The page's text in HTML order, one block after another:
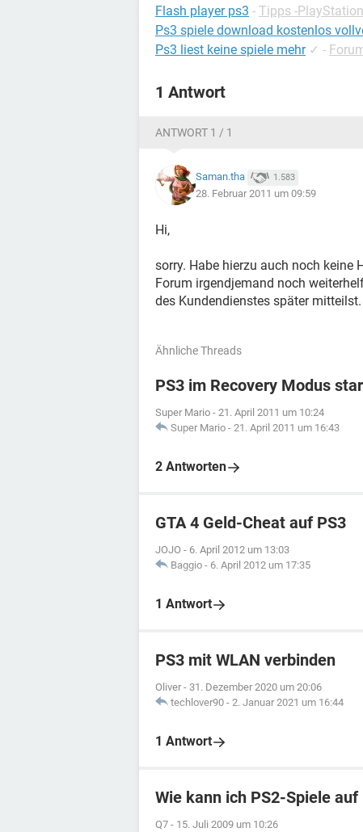
Flash player ps3 - Tipps -PlayStation
Ps3 spiele download kostenlos
Ps3 liest keine spiele mehr ✓ -
1 Antwort
ANTWORT 1 / 1
Saman.tha 1.583
28. Februar 2011 um 09:59
Hi,
sorry. Habe hierzu auch noch keine
Forum irgendjemand noch
des Kundendienstes später mitteilst.
Ähnliche Threads
PS3 im Recovery Modus
Super Mario - 21. April 2011 um 10:24
Super Mario - 21. April 2011 um 16:43
2 Antworten
GTA 4 Geld-Cheat auf PS3
JOJO - 6. April 2012 um 13:03
Baggio - 6. April 2012 um 17:35
1 Antwort
PS3 mit WLAN verbinden
Oliver - 31. Dezember 2020 um 20:06
techlover90 - 2. Januar 2021 um 16:44
1 Antwort
Wie kann ich PS2-Spiele auf
Q7 - 15. Juli 2009 um 10:26